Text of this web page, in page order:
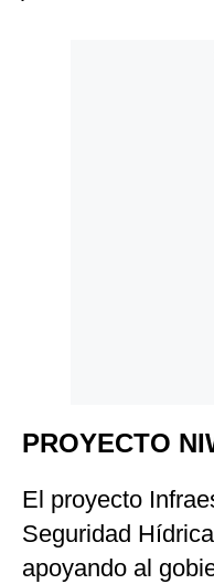
PROYECTO
El proyecto
Seguridad
apoyando al